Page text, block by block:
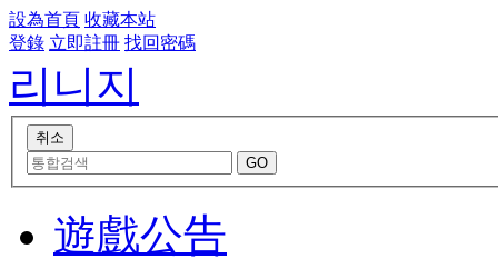
設為首頁 收藏本站
登錄 立即註冊 找回密碼
리니지
遊戲公告